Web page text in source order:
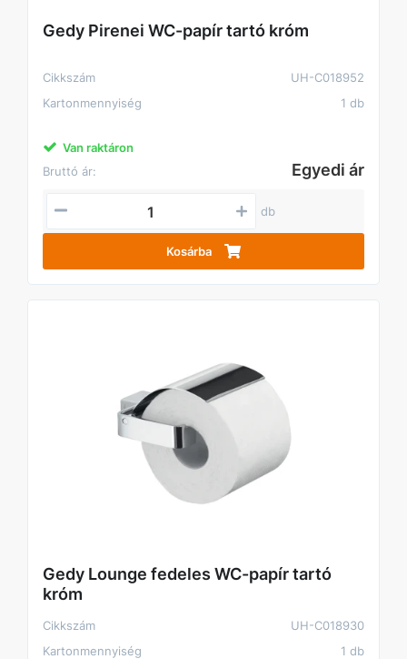
Gedy Pirenei WC-papír tartó króm
Cikkszám
UH-C018952
Kartonmennyiség
1 db
Van raktáron
Bruttó ár:
Egyedi ár
db
Kosárba
Gedy Lounge fedeles WC-papír tartó
króm
Cikkszám
UH-C018930
Kartonmennyiség
1 db